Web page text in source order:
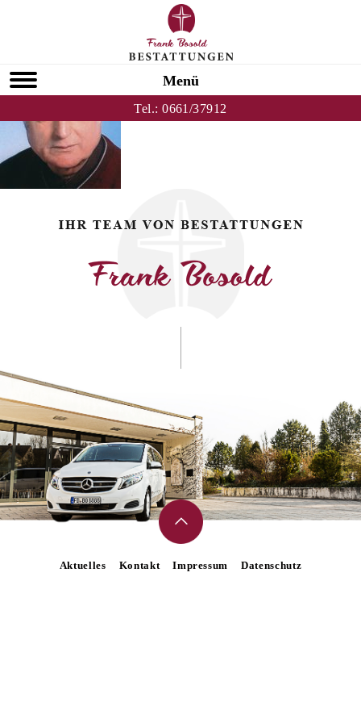
Menü
Tel.:0661/37912
HOMEPAGE
Aktuelles Kontakt Impressum Datenschutz